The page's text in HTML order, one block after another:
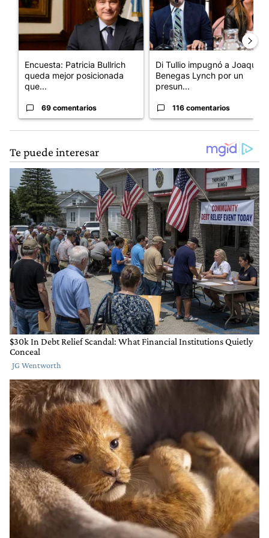
Encuesta: Patricia Bullrich
queda mejor posicionada
que...
69 comentarios
Di Tullio impugnó a Joaquín
Benegas Lynch por un
presun...
116 comentarios